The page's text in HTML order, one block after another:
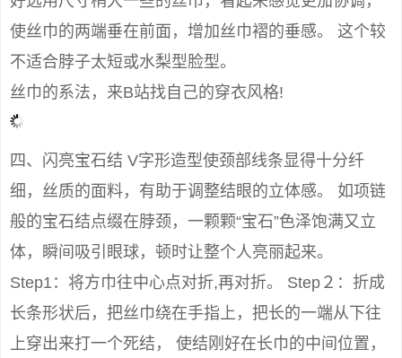
使丝巾的两端垂在前面，增加丝巾褶的垂感。 这个较
不适合脖子太短或水梨型脸型。
丝巾的系法，来B站找自己的穿衣风格!
四、闪亮宝石结 V字形造型使颈部线条显得十分纤
细，丝质的面料，有助于调整结眼的立体感。 如项链
般的宝石结点缀在脖颈，一颗颗“宝石”色泽饱满又立
体，瞬间吸引眼球，顿时让整个人亮丽起来。
Step1：将方巾往中心点对折,再对折。 Step２：折成
长条形状后，把丝巾绕在手指上，把长的一端从下往
上穿出来打一个死结， 使结刚好在长巾的中间位置，